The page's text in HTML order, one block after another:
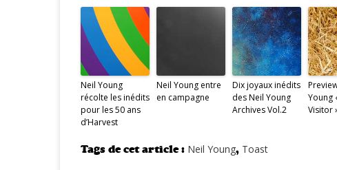
Neil Young
récolte les inédits
pour les 50 ans
d’Harvest
Neil Young entre
en campagne
Dix joyaux inédits
des Neil Young
Archives Vol.2
Young
Visitor
Tags de cet article : Neil Young, Toast